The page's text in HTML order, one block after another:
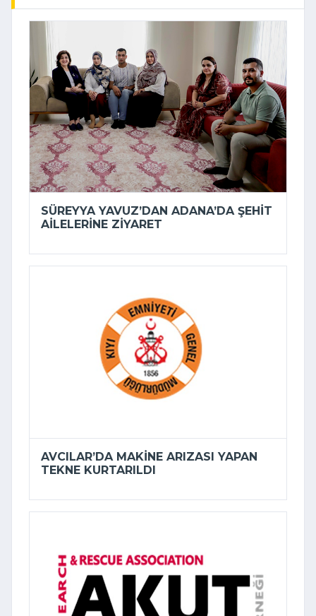
SÜREYYA YAVUZ’DAN ADANA’DA ŞEHIT
AILELERINE ZIYARET
AVCILAR’DA MAKINE ARIZASI YAPAN
TEKNE KURTARILDI